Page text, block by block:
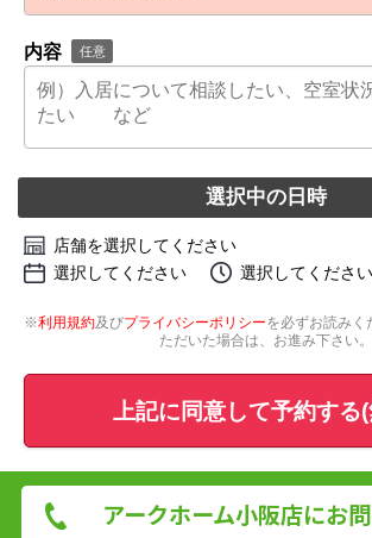
内容 任意
選択中の日時
店舗を選択してください
選択してください
選択してください
※利用規約及びプライバシーポリシーを必ずお読みく
ただいた場合は、お進み下さい。
上記に同意して予約する
アークホーム小阪店にお